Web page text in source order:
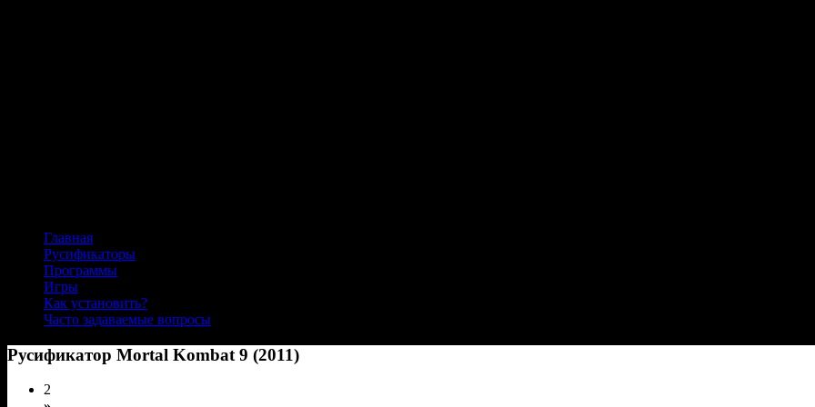
Главная
Русификаторы
Программы
Игры
Как установить?
Часто задаваемые вопросы
Русификатор Mortal Kombat 9 (2011)
2